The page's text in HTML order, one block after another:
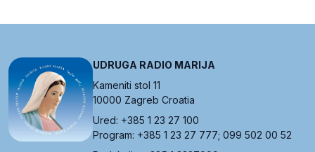
UDRUGA RADIO MARIJA
Kameniti stol 11
10000 Zagreb Croatia
Ured: +385 1 23 27 100
Program: +385 1 23 27 777; 099 502 00 52